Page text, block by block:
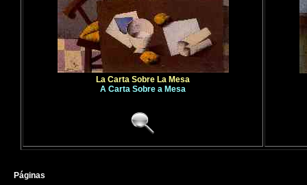
La Carta Sobre La Mesa
A Carta Sobre a Mesa
Páginas